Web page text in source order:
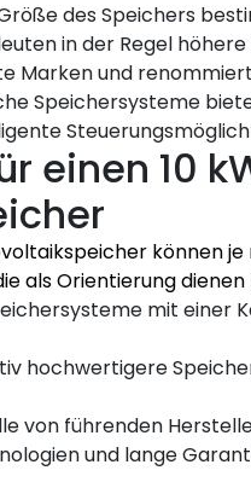
des Speichers
in der Regel höhere
Marken und
Speichersysteme
einen 10
können
als Orientierung dienen
mit einer
hochwertigere
von führenden
und lange